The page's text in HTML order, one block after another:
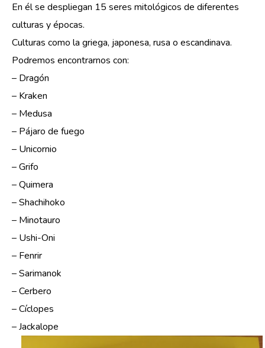
En él se despliegan 15 seres mitológicos de diferentes
culturas y épocas.
Culturas como la griega, japonesa, rusa o escandinava.
Podremos encontrarnos con:
– Dragón
– Kraken
– Medusa
– Pájaro de fuego
– Unicornio
– Grifo
– Quimera
– Shachihoko
– Minotauro
– Ushi-Oni
– Fenrir
– Sarimanok
– Cerbero
– Cíclopes
– Jackalope